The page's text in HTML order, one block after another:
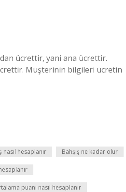
ücrettir, yani ana ücrettir.
Müşterinin bilgileri ücretin
nasıl hesaplanır Bahşiş ne kadar olur
puanı nasıl hesaplanır